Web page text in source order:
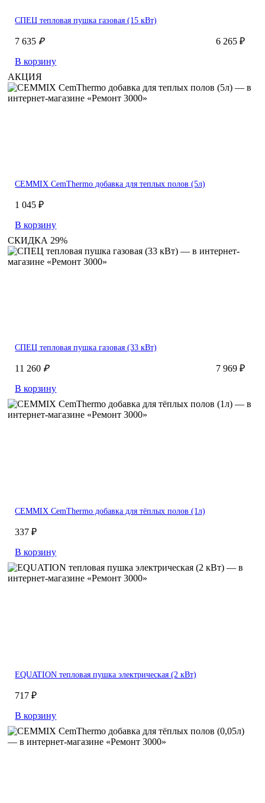
СПЕЦ тепловая пушка газовая (15 кВт)
7 635₽
6 265 ₽
В корзину
АКЦИЯ
CEMMIX CemThermo добавка для теплых полов (5л)
1 045 ₽
В корзину
СКИДКА 29%
СПЕЦ тепловая пушка газовая (33 кВт)
11 260₽
7 969 ₽
В корзину
CEMMIX CemThermo добавка для тёплых полов (1л)
337 ₽
В корзину
EQUATION тепловая пушка электрическая (2 кВт)
717 ₽
В корзину